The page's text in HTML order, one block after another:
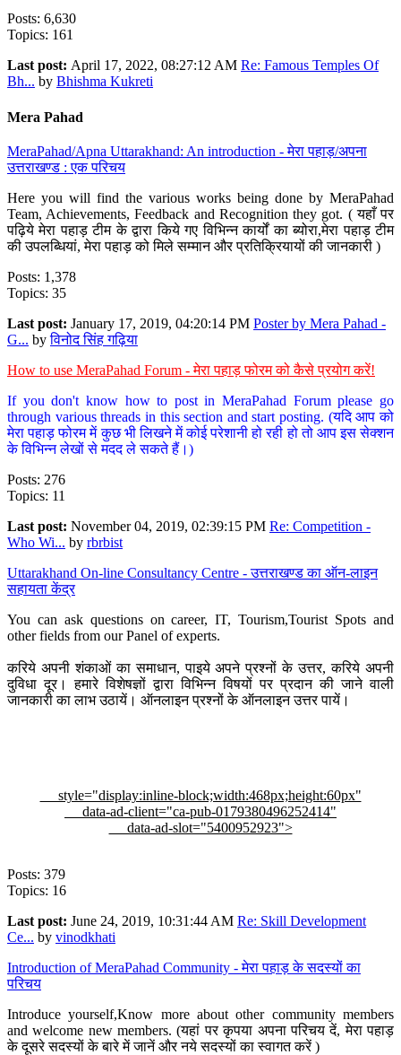
Posts: 6,630
Topics: 161
Last post: April 17, 2022, 08:27:12 AM Re: Famous Temples Of
Bh... by Bhishma Kukreti
Mera Pahad
MeraPahad/Apna Uttarakhand: An introduction - मेरा पहाड़/अपना
उत्तराखण्ड : एक परिचय
Here you will find the various works being done by MeraPahad
Team, Achievements, Feedback and Recognition they got. ( यहाँ पर
पढ़िये मेरा पहाड़ टीम के द्वारा किये गए विभिन्न कार्यों का ब्योरा,मेरा पहाड़ टीम
की उपलब्धियां, मेरा पहाड़ को मिले सम्मान और प्रतिक्रियायों की जानकारी )
Posts: 1,378
Topics: 35
Last post: January 17, 2019, 04:20:14 PM Poster by Mera Pahad -
G... byविनोद सिंह गढ़िया
How to use MeraPahad Forum - मेरा पहाड़ फोरम को कैसे प्रयोग करें!
If you don't know how to post in MeraPahad Forum please go
through various threads in this section and start posting. (यदि आप को
मेरा पहाड़ फोरम में कुछ भी लिखने में कोई परेशानी हो रही हो तो आप इस सेक्शन
के विभिन्न लेखों से मदद ले सकते हैं।)
Posts: 276
Topics: 11
Last post: November 04, 2019, 02:39:15 PM Re: Competition -
Who Wi... by rbrbist
Uttarakhand On-line Consultancy Centre - उत्तराखण्ड का ऑन-लाइन
सहायता केंद्र
You can ask questions on career, IT, Tourism,Tourist Spots and
other fields from our Panel of experts.
करिये अपनी शंकाओं का समाधान, पाइये अपने प्रश्नों के उत्तर, करिये अपनी
दुविधा दूर। हमारे विशेषज्ञों द्वारा विभिन्न विषयों पर प्रदान की जाने वाली
जानकारी का लाभ उठायें। ऑनलाइन प्रश्नों के ऑनलाइन उत्तर पायें।
style="display:inline-block;width:468px;height:60px"
data-ad-client="ca-pub-0179380496252414"
data-ad-slot="5400952923">
Posts: 379
Topics: 16
Last post: June 24, 2019, 10:31:44 AM Re: Skill Development
Ce... by vinodkhati
Introduction of MeraPahad Community - मेरा पहाड़ के सदस्यों का
परिचय
Introduce yourself,Know more about other community members
and welcome new members. (यहां पर कृपया अपना परिचय दें, मेरा पहाड़
के दूसरे सदस्यों के बारे में जानें और नये सदस्यों का स्वागत करें )